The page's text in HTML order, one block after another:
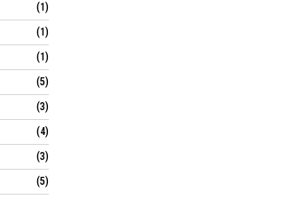
(1)
(1)
(1)
(5)
(3)
(4)
(3)
(5)